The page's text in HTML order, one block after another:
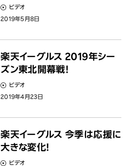
ビデオ
2019年5月8日
ビデオ
2019年4月23日
楽天イーグルス 2019年シー
ズン東北開幕戦！
ビデオ
楽天イーグルス 今季は応援に
大きな変化！